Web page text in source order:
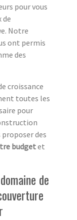
pour vous
de
Notre
ont permis
des
croissance
toutes les
pour
proposer des
budgetet
de